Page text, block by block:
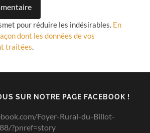
pour réduire les indésirables. En
dont les données de vos
traitées.
SUR NOTRE PAGE FACEBOOK !
Foyer-Rural-du-Billot-
?pnref=story